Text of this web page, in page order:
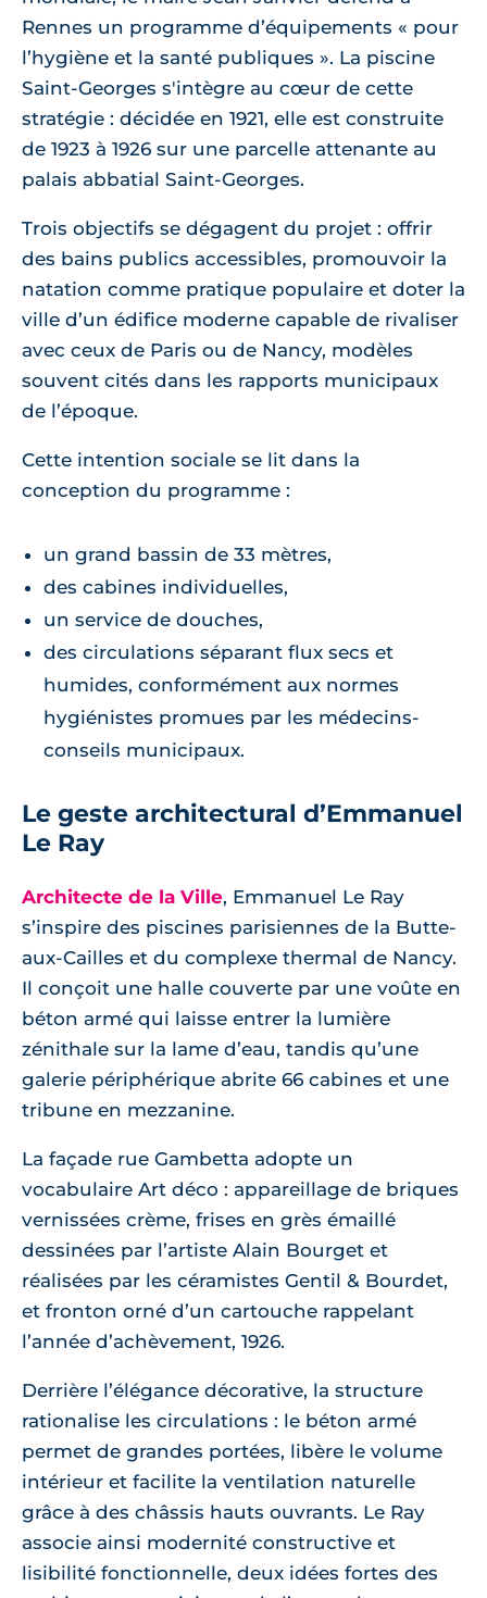
Rennes un programme d’équipements « pour
l’hygiène et la santé publiques ». La piscine
Saint-Georges s'intègre au cœur de cette
stratégie : décidée en 1921, elle est construite
de 1923 à 1926 sur une parcelle attenante au
palais abbatial Saint-Georges.
Trois objectifs se dégagent du projet : offrir
des bains publics accessibles, promouvoir la
natation comme pratique populaire et doter la
ville d’un édifice moderne capable de rivaliser
avec ceux de Paris ou de Nancy, modèles
souvent cités dans les rapports municipaux
de l’époque.
Cette intention sociale se lit dans la
conception du programme :
un grand bassin de 33 mètres,
des cabines individuelles,
un service de douches,
des circulations séparant flux secs et
humides, conformément aux normes
hygiénistes promues par les médecins-
conseils municipaux.
Le geste architectural d’Emmanuel
Le Ray
Architecte de la Ville, Emmanuel Le Ray
s’inspire des piscines parisiennes de la Butte-
aux-Cailles et du complexe thermal de Nancy.
Il conçoit une halle couverte par une voûte en
béton armé qui laisse entrer la lumière
zénithale sur la lame d’eau, tandis qu’une
galerie périphérique abrite 66 cabines et une
tribune en mezzanine.
La façade rue Gambetta adopte un
vocabulaire Art déco : appareillage de briques
vernissées crème, frises en grès émaillé
dessinées par l’artiste Alain Bourget et
réalisées par les céramistes Gentil & Bourdet,
et fronton orné d’un cartouche rappelant
l’année d’achèvement, 1926.
Derrière l’élégance décorative, la structure
rationalise les circulations : le béton armé
permet de grandes portées, libère le volume
intérieur et facilite la ventilation naturelle
grâce à des châssis hauts ouvrants. Le Ray
associe ainsi modernité constructive et
lisibilité fonctionnelle, deux idées fortes des